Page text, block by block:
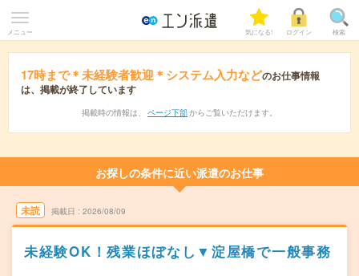
メニュー 気になる! ログイン 検索
17時まで＊未経験者歓迎＊システム入力などのお仕事情報
は、掲載が終了しています
掲載時の情報は、 ページ下部 からご覧いただけます。
お探しの条件に近い派遣のお仕事
未読 掲載日 2026/08/09
未経験OK！残業ほぼなし▼淀屋橋で一般事務